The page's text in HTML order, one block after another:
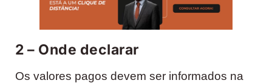
2 – Onde declarar
Os valores pagos devem ser informados na